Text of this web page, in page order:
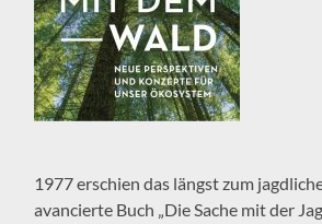
1977 erschien das längst zum
avancierte Buch „Die Sache mit der